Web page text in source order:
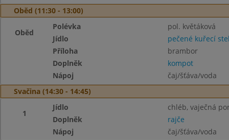
Oběd (11:30 - 13:00)
Oběd
Polévka
pol. květáková
Jídlo
pečené kuřecí
Příloha
brambor
Doplněk
kompot
Nápoj
čaj/šťáva/voda
Svačina (14:30 - 14:45)
1
Jídlo
chléb, vaječná
Doplněk
rajče
Nápoj
čaj/šťáva/voda